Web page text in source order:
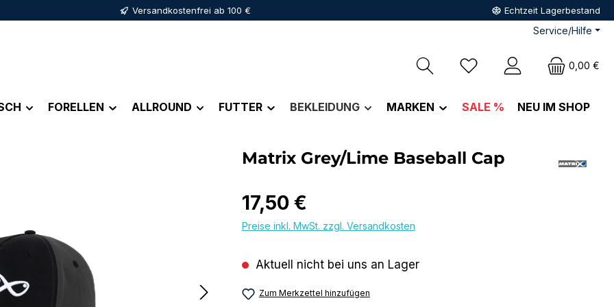
Versandkostenfrei ab 100 € Echtzeit Lagerbestand
Service/Hilfe
Du hast 0 Produkte auf dem
0,00 €
FORELLEN ALLROUND FUTTER BEKLEIDUNG MARKEN SALE % NEU IM SHOP
Matrix Grey/Lime Baseball Cap
Regulärer Preis:
17,50 €
Preise inkl. MwSt. zzgl. Versandkosten
Aktuell nicht bei uns an Lager
Zum Merkzettel hinzufügen